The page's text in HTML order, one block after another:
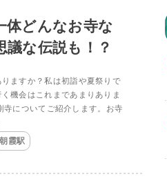
体どんなお寺な
議な伝説も！？
ますか？私は初詣や夏祭りで
機会はこれまであまりありま
についてご紹介します。お寺
朝霞駅